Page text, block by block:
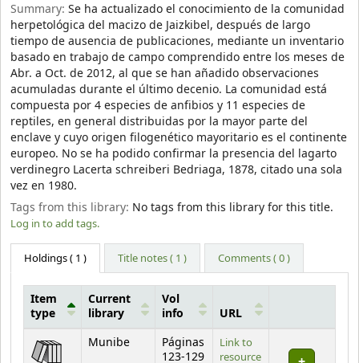
Summary: Se ha actualizado el conocimiento de la comunidad
herpetológica del macizo de Jaizkibel, después de largo
tiempo de ausencia de publicaciones, mediante un inventario
basado en trabajo de campo comprendido entre los meses de
Abr. a Oct. de 2012, al que se han añadido observaciones
acumuladas durante el último decenio. La comunidad está
compuesta por 4 especies de anfibios y 11 especies de
reptiles, en general distribuidas por la mayor parte del
enclave y cuyo origen filogenético mayoritario es el continente
europeo. No se ha podido confirmar la presencia del lagarto
verdinegro Lacerta schreiberi Bedriaga, 1878, citado una sola
vez en 1980.
Tags from this library: No tags from this library for this title.
Log in to add tags.
Holdings( 1 ) Title notes ( 1 ) Comments ( 0 )
Holdings
Item
type
Current
library
Vol
info
URL
Munibe
Páginas
123-129
Link to
resource